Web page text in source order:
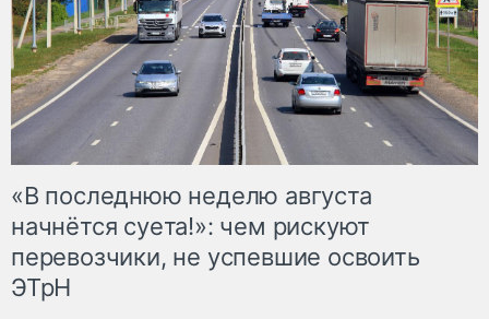
«В последнюю неделю августа
начнётся суета!»: чем рискуют
перевозчики, не успевшие освоить
ЭТрН